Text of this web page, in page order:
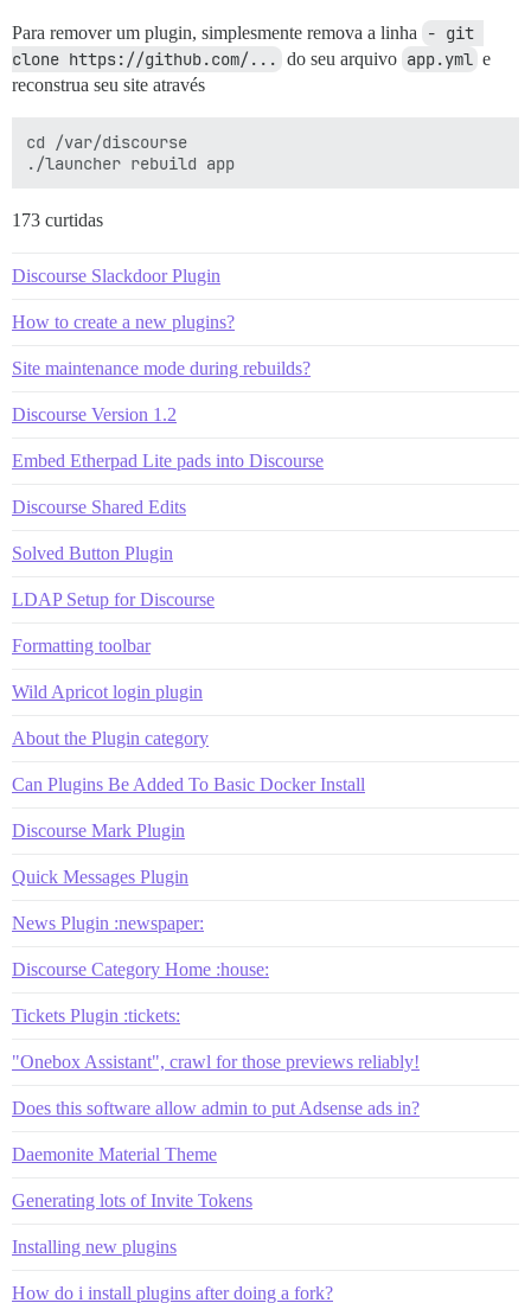
Para remover um plugin, simplesmente remova a linha
- git
clone https://github.com/... do seu arquivo app.yml e
reconstrua seu site através
cd /var/discourse
173 curtidas
Discourse Slackdoor Plugin
How to create a new plugins?
Site maintenance mode during rebuilds?
Discourse Version 1.2
Embed Etherpad Lite pads into Discourse
Discourse Shared Edits
Solved Button Plugin
LDAP Setup for Discourse
Formatting toolbar
Wild Apricot login plugin
About the Plugin category
Can Plugins Be Added To Basic Docker Install
Discourse Mark Plugin
Quick Messages Plugin
News Plugin :newspaper:
Discourse Category Home :house:
Tickets Plugin :tickets:
"Onebox Assistant", crawl for those previews reliably!
Does this software allow admin to put Adsense ads in?
Daemonite Material Theme
Generating lots of Invite Tokens
Installing new plugins
How do i install plugins after doing a fork?